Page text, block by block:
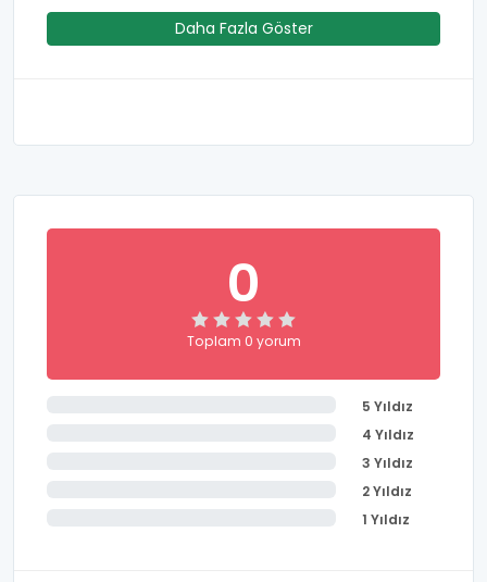
sunulmaktadır. Derslikler ferah ve geniş şekilde
dizayn edilmektedir. 500 kişilik çok amaçlı konferans
boyunca verilen İngilizce eğitiminde öğrencilere
Verilen yabancı dil dersleri çeşitli yabancı dil
etkinlikleriyle desteklenmektedir. Kurumda ayrıca 5.,
6. ve 7. sınıflar için temel düzeyde Almanca dil
Daha Fazla Göster
0
Toplam 0 yorum
5 Yıldız
4 Yıldız
3 Yıldız
2 Yıldız
1 Yıldız